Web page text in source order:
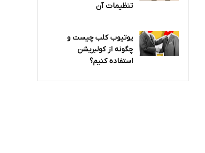
تنظیمات آن
یوتیوب کلب چیست و
چگونه از کولبریشن
استفاده کنیم؟